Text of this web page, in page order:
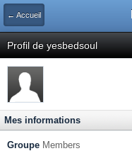
← Accueil
Profil de yesbedsoul
Mes informations
Groupe Members